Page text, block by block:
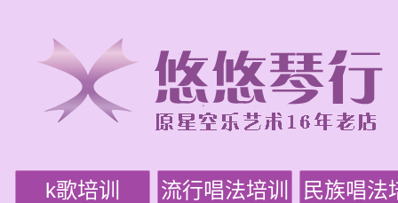
k歌培训 流行唱法培训 民族唱法